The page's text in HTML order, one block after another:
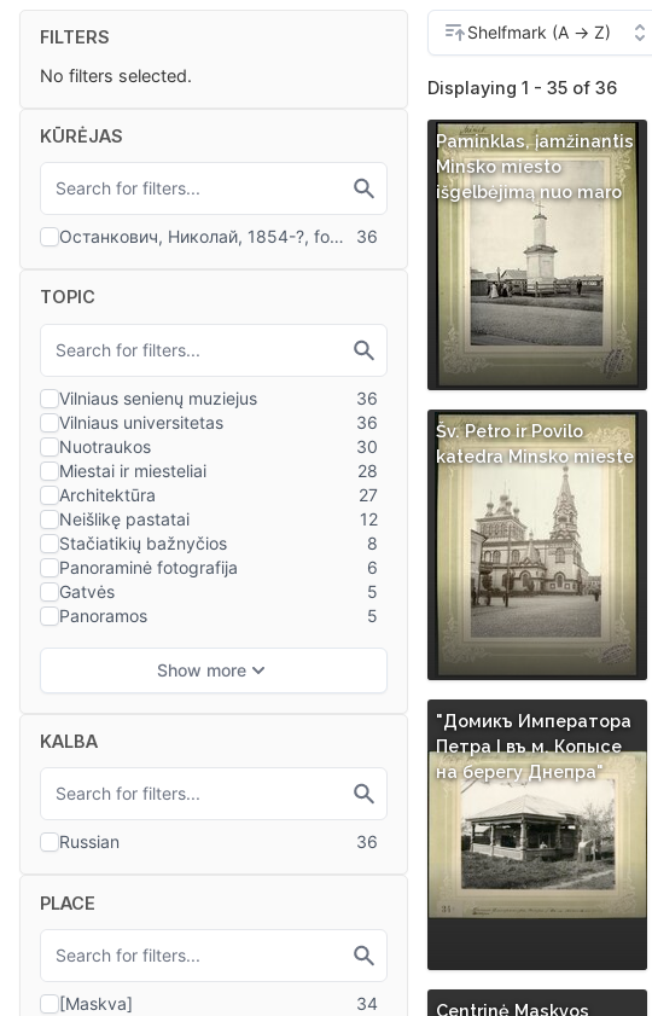
FILTERS
No filters selected.
KŪRĖJAS
TOPIC
KALBA
PLACE
Displaying 1 - 35 of 36
Paminklas, įamžinantis
Minsko miesto
išgelbėjimą nuo maro
Šv. Petro ir Povilo
katedra Minsko mieste
"Домикъ Императора
Петра I въ м. Копысе
на берегу Днепра"
Centrinė Maskvos